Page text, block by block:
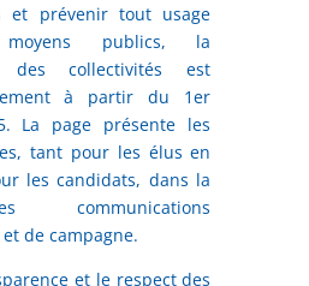
et prévenir tout usage
publics, la
des collectivités est
à partir du 1er
La page présente les
tant pour les élus en
les candidats, dans la
communications
de campagne.
et le respect des